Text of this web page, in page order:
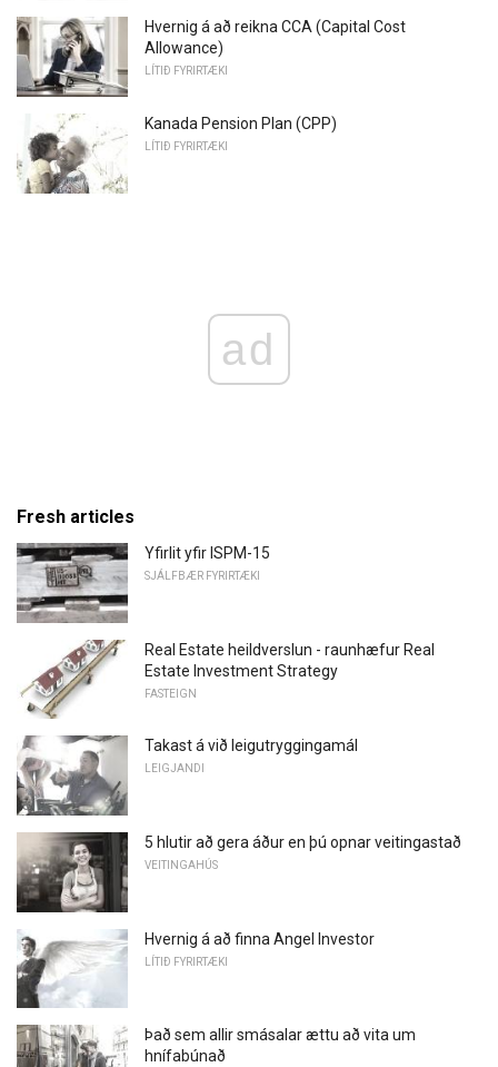
Hvernig á að reikna CCA (Capital Cost
Allowance)
LÍTIÐ FYRIRTÆKI
Kanada Pension Plan (CPP)
LÍTIÐ FYRIRTÆKI
ad
Fresh articles
Yfirlit yfir ISPM-15
SJÁLFBÆR FYRIRTÆKI
Real Estate heildverslun - raunhæfur Real
Estate Investment Strategy
FASTEIGN
Takast á við leigutryggingamál
LEIGJANDI
5 hlutir að gera áður en þú opnar veitingastað
VEITINGAHÚS
Hvernig á að finna Angel Investor
LÍTIÐ FYRIRTÆKI
Það sem allir smásalar ættu að vita um
hnífabúnað